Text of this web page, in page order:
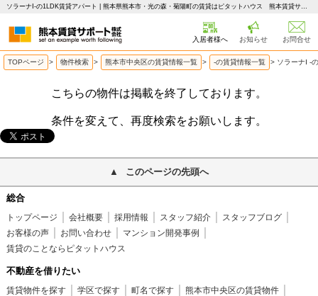
ソラーナⅠ-の1LDK賃貸アパート | 熊本県熊本市・光の森・菊陽町の賃貸はピタットハウス 熊本賃貸サポート
入居者様へ お知らせ お問合せ
TOPページ > 物件検索 > 熊本市中央区の賃貸情報一覧 > -の賃貸情報一覧 > ソラーナⅠ -
こちらの物件は掲載を終了しております。
条件を変えて、再度検索をお願いします。
このページの先頭へ
総合
トップページ 会社概要 採用情報 スタッフ紹介
スタッフブログ
お客様の声
お問い合わせ
マンション開発事例
賃貸のことならピタットハウス
不動産を借りたい
賃貸物件を探す 学区で探す 町名で探す
熊本市中央区の賃貸物件